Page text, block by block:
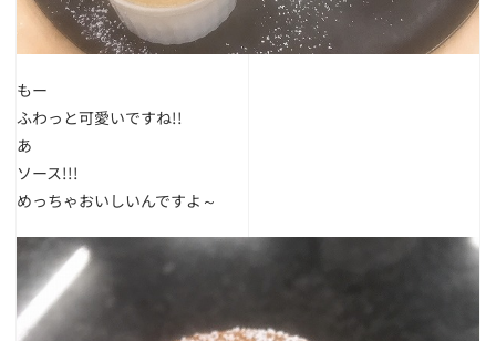
もー
ふわっと可愛いですね!!
あ
ソース!!!
めっちゃおいしいんですよ～